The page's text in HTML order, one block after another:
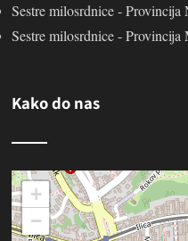
Sestre milosrdnice -
Sestre milosrdnice -
Kako do nas
+
−